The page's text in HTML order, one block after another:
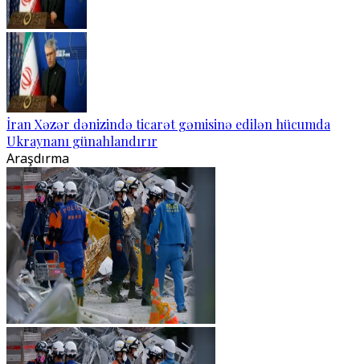
İran Xəzər dənizində ticarət gəmisinə edilən hücumda
Ukraynanı günahlandırır
Araşdırma